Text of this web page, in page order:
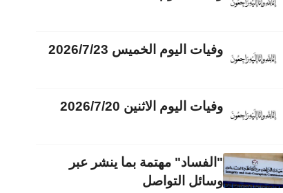
وفيات اليوم الخميس 2026/7/23
وفيات اليوم الاثنين 2026/7/20
"الفساد" مهتمة بما ينشر عبر
وسائل التواصل